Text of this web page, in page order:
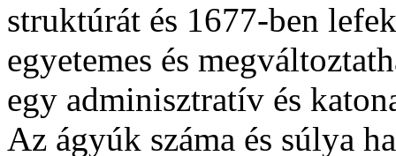
struktúrát és 1677-ben
egyetemes és
egy adminisztratív és
Az ágyúk száma és súlya